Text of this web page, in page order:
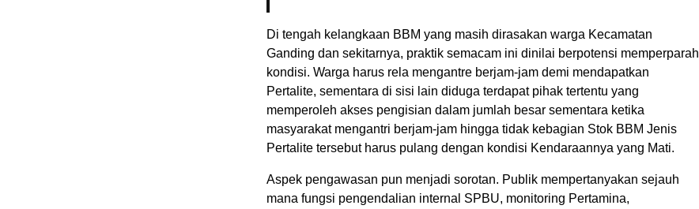
Di tengah kelangkaan BBM yang masih dirasakan warga Kecamatan
Ganding dan sekitarnya, praktik semacam ini dinilai berpotensi memperparah
kondisi. Warga harus rela mengantre berjam-jam demi mendapatkan
Pertalite, sementara di sisi lain diduga terdapat pihak tertentu yang
memperoleh akses pengisian dalam jumlah besar sementara ketika
masyarakat mengantri berjam-jam hingga tidak kebagian Stok BBM Jenis
Pertalite tersebut harus pulang dengan kondisi Kendaraannya yang Mati.
Aspek pengawasan pun menjadi sorotan. Publik mempertanyakan sejauh
mana fungsi pengendalian internal SPBU, monitoring Pertamina,